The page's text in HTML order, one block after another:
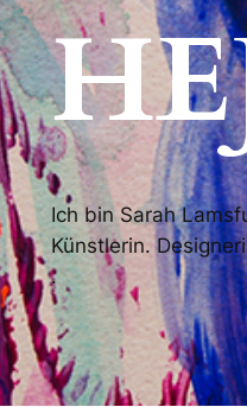
Ich bin Sarah
Künstlerin.
.